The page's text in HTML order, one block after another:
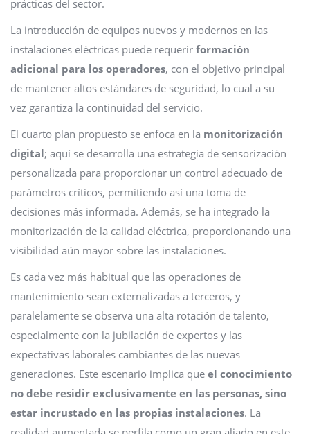
prácticas del sector.
La introducción de equipos nuevos y modernos en las
instalaciones eléctricas puede requerir formación
adicional para los operadores, con el objetivo principal
de mantener altos estándares de seguridad, lo cual a su
vez garantiza la continuidad del servicio.
El cuarto plan propuesto se enfoca en la monitorización
digital; aquí se desarrolla una estrategia de sensorización
personalizada para proporcionar un control adecuado de
parámetros críticos, permitiendo así una toma de
decisiones más informada. Además, se ha integrado la
monitorización de la calidad eléctrica, proporcionando una
visibilidad aún mayor sobre las instalaciones.
Es cada vez más habitual que las operaciones de
mantenimiento sean externalizadas a terceros, y
paralelamente se observa una alta rotación de talento,
especialmente con la jubilación de expertos y las
expectativas laborales cambiantes de las nuevas
generaciones. Este escenario implica que el conocimiento
no debe residir exclusivamente en las personas, sino
estar incrustado en las propias instalaciones. La